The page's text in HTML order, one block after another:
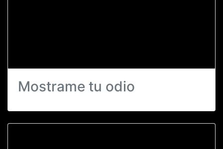
Mostrame tu odio